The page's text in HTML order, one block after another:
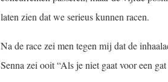
laten zien dat we serieus kunnen racen.
Na de race zei men tegen mij dat de
Senna zei ooit “Als je niet gaat voor een